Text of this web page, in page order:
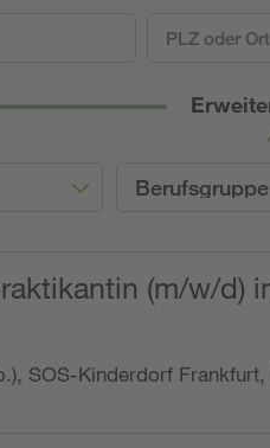
Berufsgruppe
(m/w/d)
SOS-Kinderdorf